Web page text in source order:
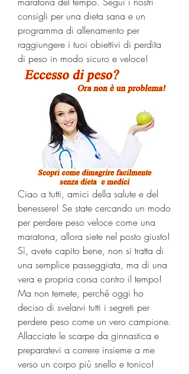
consigli per una dieta sana e un
programma di allenamento per
raggiungere i tuoi obiettivi di perdita
di peso in modo sicuro e veloce!
Ciao a tutti, amici della salute e del
benessere! Se state cercando un modo
per perdere peso veloce come una
maratona, allora siete nel posto giusto!
Sì, avete capito bene, non si tratta di
una semplice passeggiata, ma di una
vera e propria corsa contro il tempo!
Ma non temete, perché oggi ho
deciso di svelarvi tutti i segreti per
perdere peso come un vero campione.
Allacciate le scarpe da ginnastica e
preparatevi a correre insieme a me
verso un corpo più snello e tonico!